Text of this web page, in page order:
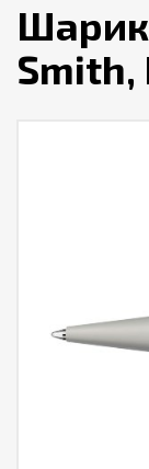
Smith,